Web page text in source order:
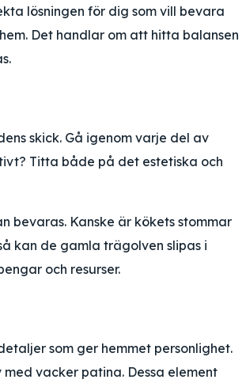
lösningen för dig som vill bevara
Det handlar om att hitta balansen
skick. Gå igenom varje del av
Titta både på det estetiska och
bevaras. Kanske är kökets stommar
kan de gamla trägolven slipas i
och resurser.
som ger hemmet personlighet.
vacker patina. Dessa element